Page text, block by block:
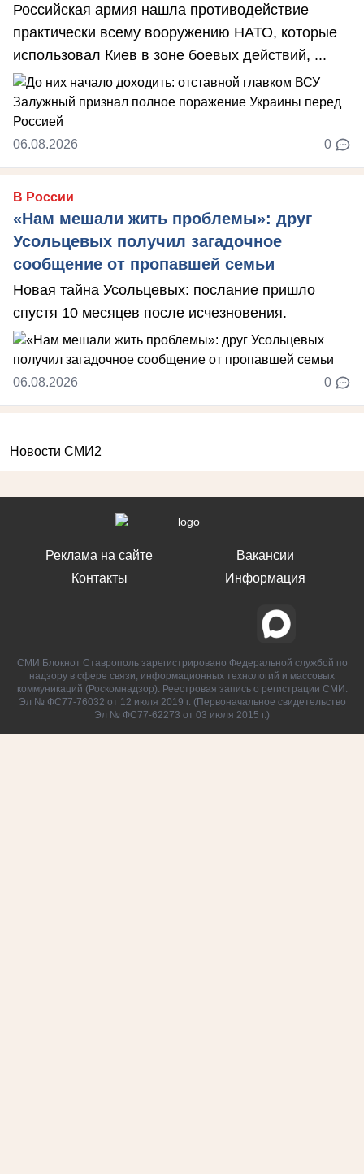
Российская армия нашла противодействие
практически всему вооружению НАТО, которые
использовал Киев в зоне боевых действий, ...
06.08.2026 0
В России
«Нам мешали жить проблемы»: друг
Усольцевых получил загадочное
сообщение от пропавшей семьи
Новая тайна Усольцевых: послание пришло
спустя 10 месяцев после исчезновения.
06.08.2026 0
Новости СМИ2
Реклама на сайте
Контакты
Вакансии
Информация
СМИ Блокнот Ставрополь зарегистрировано Федеральной службой по
надзору в сфере связи, информационных технологий и массовых
коммуникаций (Роскомнадзор). Реестровая запись о регистрации СМИ:
Эл № ФС77-76032 от 12 июля 2019 г. (Первоначальное свидетельство
Эл № ФС77-62273 от 03 июля 2015 г.)